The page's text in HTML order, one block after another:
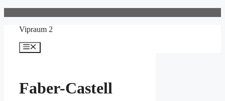
springenVipraum 2
Menü
Faber-Castell